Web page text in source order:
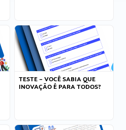
TESTE – VOCÊ SABIA QUE
INOVAÇÃO É PARA TODOS?